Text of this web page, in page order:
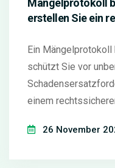
Mängelprotokoll
erstellen Sie ein
Ein
schützt Sie vor
einem
vermeiden müssen.
26 November